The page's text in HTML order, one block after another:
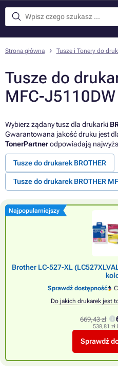
Strona główna Tusze i Tonery do
Tusze do
MFC-J5110DW
Wybierz żądany tusz dla drukarki
Gwarantowana jakość druku jest
TonerPartnerodpowiadają
Tusze do drukarek BROTHER
Tusze do drukarek BROTHER
Najpopularniejszy
Brother LC-527-XL
Sprawdź dostępność
Do jakich drukarek jest
669,43 zł
538,81 zł
Sprawdź